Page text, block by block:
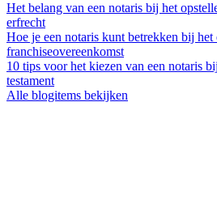
Het belang van een notaris bij het
erfrecht
Hoe je een notaris kunt betrekken bij het
franchiseovereenkomst
10 tips voor het kiezen van een notaris
testament
Alle blogitems bekijken